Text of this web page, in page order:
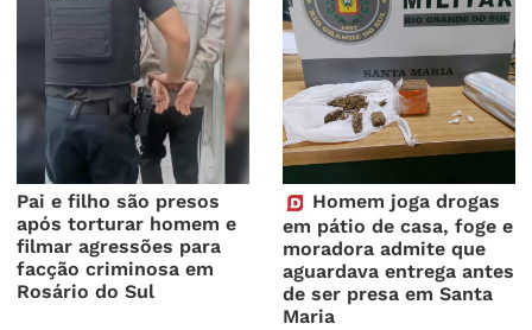
Pai e filho são presos
após torturar homem e
filmar agressões para
facção criminosa em
Rosário do Sul
Homem joga drogas
em pátio de casa, foge e
moradora admite que
aguardava entrega antes
de ser presa em Santa
Maria